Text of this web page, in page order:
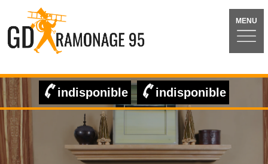
MENU
indisponible indisponible